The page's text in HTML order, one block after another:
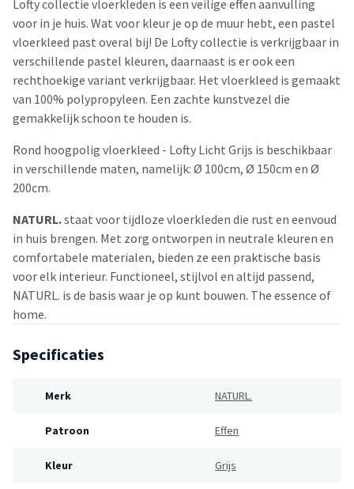
Lofty collectie vloerkleden is een veilige effen aanvulling
voor in je huis. Wat voor kleur je op de muur hebt, een pastel
vloerkleed past overal bij! De Lofty collectie is verkrijgbaar in
verschillende pastel kleuren, daarnaast is er ook een
rechthoekige variant verkrijgbaar. Het vloerkleed is gemaakt
van 100% polypropyleen. Een zachte kunstvezel die
gemakkelijk schoon te houden is.
Rond hoogpolig vloerkleed - Lofty Licht Grijs is beschikbaar
in verschillende maten, namelijk: Ø 100cm, Ø 150cm en Ø
200cm.
NATURL.staat voor tijdloze vloerkleden die rust en eenvoud
in huis brengen. Met zorg ontworpen in neutrale kleuren en
comfortabele materialen, bieden ze een praktische basis
voor elk interieur. Functioneel, stijlvol en altijd passend,
NATURL. is de basis waar je op kunt bouwen. The essence of
home.
Specificaties
Merk NATURL.
Patroon Effen
Kleur Grijs